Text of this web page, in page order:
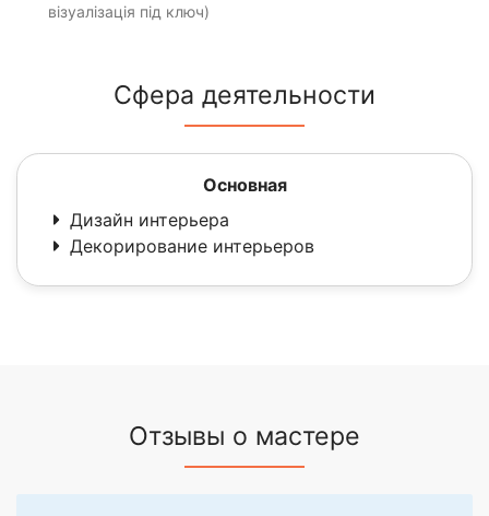
візуалізація під ключ)
Сфера деятельности
Основная
Дизайн интерьера
Декорирование интерьеров
Отзывы о мастере